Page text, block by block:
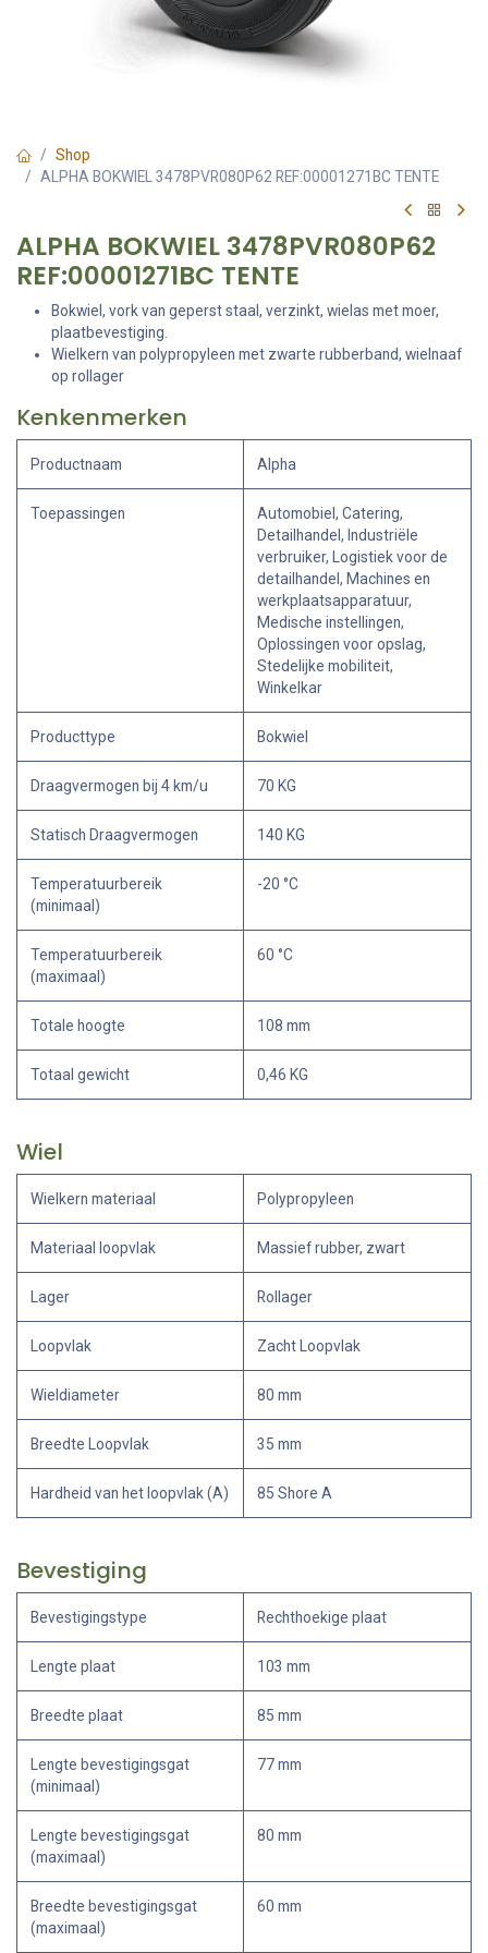
Shop
ALPHA BOKWIEL 3478PVR080P62 REF:00001271BC TENTE
ALPHA BOKWIEL 3478PVR080P62
REF:00001271BC TENTE
Bokwiel, vork van geperst staal, verzinkt, wielas met moer,
plaatbevestiging.
Wielkern van polypropyleen met zwarte rubberband, wielnaaf
op rollager
Kenkenmerken
Productnaam Alpha
Toepassingen
Automobiel, Catering,
Detailhandel, Industriële
verbruiker, Logistiek voor de
detailhandel, Machines en
werkplaatsapparatuur,
Medische instellingen,
Oplossingen voor opslag,
Stedelijke mobiliteit,
Winkelkar
Producttype Bokwiel
Draagvermogen bij 4 km/u 70 KG
Statisch Draagvermogen 140 KG
Temperatuurbereik
(minimaal)
-20 °C
Temperatuurbereik
(maximaal)
60 °C
Totale hoogte 108 mm
Totaal gewicht 0,46 KG
Wiel
Wielkern materiaal Polypropyleen
Materiaal loopvlak Massief rubber, zwart
Lager Rollager
Loopvlak Zacht Loopvlak
Wieldiameter 80 mm
Breedte Loopvlak 35 mm
Hardheid van het loopvlak (A) 85 Shore A
Bevestiging
Bevestigingstype Rechthoekige plaat
Lengte plaat 103 mm
Breedte plaat 85 mm
Lengte bevestigingsgat
(minimaal)
77 mm
Lengte bevestigingsgat
(maximaal)
80 mm
Breedte bevestigingsgat
(maximaal)
60 mm